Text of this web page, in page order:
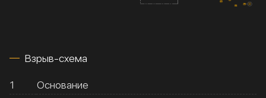
Взрыв-схема
1
Основание